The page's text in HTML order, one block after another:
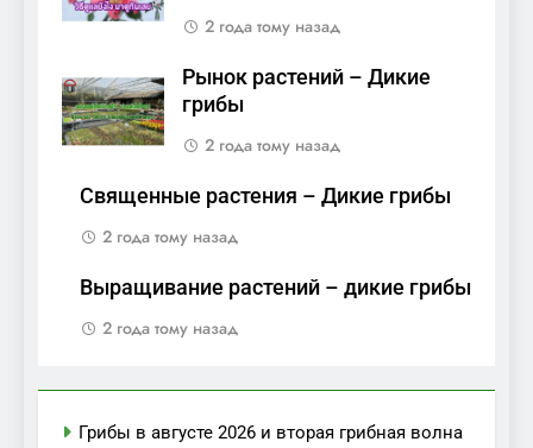
2 года тому назад
Рынок растений – Дикие
грибы
2 года тому назад
Священные растения – Дикие грибы
2 года тому назад
Выращивание растений – дикие грибы
2 года тому назад
Грибы в августе 2026 и вторая грибная волна